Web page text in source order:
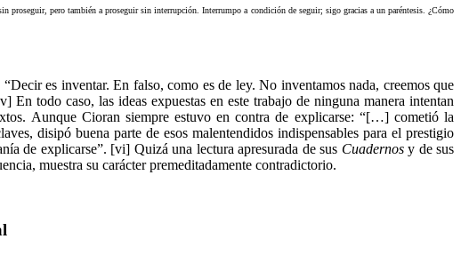
pero también a proseguir sin interrupción. Interrumpo a condición de seguir; sigo gracias a un paréntesis. ¿Cómo
es inventar. En falso, como es de ley. No inventamos nada, creemos que
todo caso, las ideas expuestas en este trabajo de ninguna manera intentan
Aunque Cioran siempre estuvo en contra de explicarse: “[…] cometió la
disipó buena parte de esos malentendidos indispensables para el prestigio
de explicarse”. [vi] Quizá una lectura apresurada de sus Cuadernosy de sus
muestra su carácter premeditadamente contradictorio.